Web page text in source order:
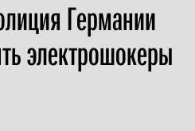
Германии
электрошокеры